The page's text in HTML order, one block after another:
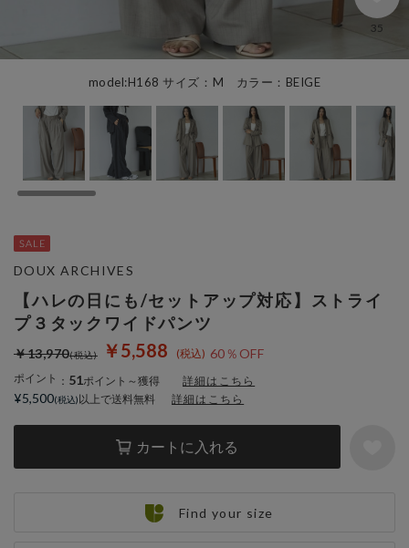
model:H168 サイズ：M カラー：BEIGE
35
【ハレの日にも/セットアップ対応】ストライ
プ３タックワイドパンツ
￥5,588 60％OFF
￥13,970
ポイント ： 51ポイント～獲得 詳細はこちら
カートに入れる
DOUX ARCHIVES
¥5,500 以上で送料無料 詳細はこちら
Find your size